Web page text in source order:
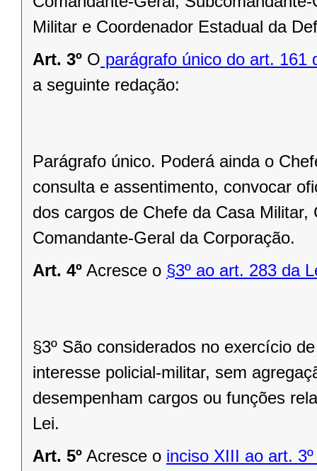
Militar e Coordenador Estadual da
Art. 3º O parágrafo único do art. 161
a seguinte redação:
Parágrafo único. Poderá ainda o
consulta e assentimento, convocar
dos cargos de Chefe da Casa
Comandante-Geral da Corporação.
Art. 4º Acresce o §3º ao art. 283 da
§3º São considerados no exercício
interesse policial-militar, sem
desempenham cargos ou funções
Lei.
Art. 5º Acresce o inciso XIII ao art.